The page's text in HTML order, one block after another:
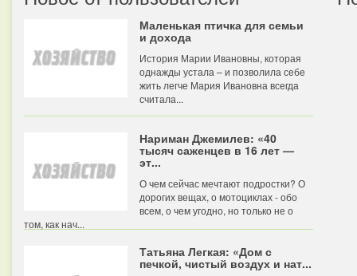
Маленькая птичка для семьи
и дохода
История Марии Ивановны, которая
однажды устала – и позволила себе
жить легче Мария Ивановна всегда
считала...
Нариман Джемилев: «40
тысяч саженцев в 16 лет —
эт...
О чем сейчас мечтают подростки? О
дорогих вещах, о мотоциклах - обо
всем, о чем угодно, но только не о
том, как нач...
Татьяна Легкая: «Дом с
печкой, чистый воздух и нат...